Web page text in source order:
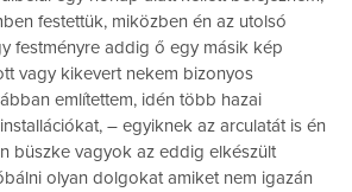
festettük, miközben én az utolsó
festményre addig ő egy másik kép
vagy kikevert nekem bizonyos
említettem, idén több hazai
– egyiknek az arculatát is én
büszke vagyok az eddig elkészült
olyan dolgokat amiket nem igazán